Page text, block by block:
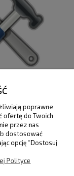
poprawne
ofertę do Twoich
przez nas
dostosować
opcję "Dostosuj
Polityce